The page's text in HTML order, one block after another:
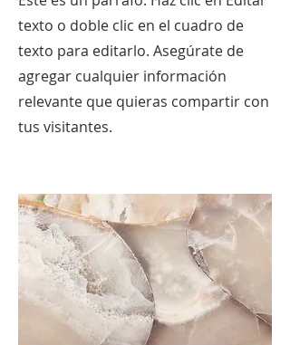
texto o doble clic en el cuadro de
texto para editarlo. Asegúrate de
agregar cualquier información
relevante que quieras compartir con
tus visitantes.